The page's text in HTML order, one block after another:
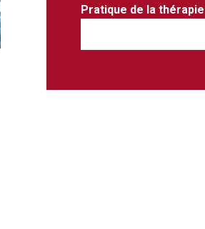
Pratique de la